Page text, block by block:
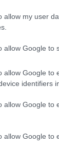
allow my user
allow Google to
allow Google to
identifiers
allow Google to
allow Google to
e Nvidia si
dei
elevate.
di
la risposta
delle GPU
complesse.